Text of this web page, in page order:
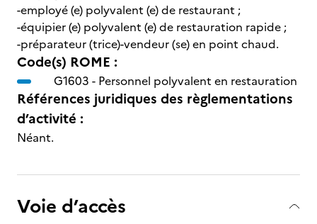
-employé (e) polyvalent (e) de restaurant ;
-équipier (e) polyvalent (e) de restauration rapide ;
-préparateur (trice)-vendeur (se) en point chaud.
Code(s) ROME :
G1603 - Personnel polyvalent en restauration
Références juridiques des règlementations
d’activité :
Néant.
Voie d’accès